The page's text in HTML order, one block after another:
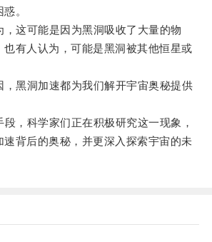
。
这可能是因为黑洞吸收了大量的物
也有人认为，可能是黑洞被其他恒星或
黑洞加速都为我们解开宇宙奥秘提供
科学家们正在积极研究这一现象，
背后的奥秘，并更深入探索宇宙的未